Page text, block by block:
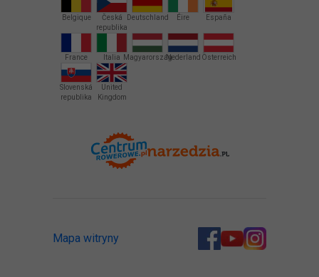
Belgique
Česká
republika
Deutschland Éire España
France Italia MagyarországNederland Österreich
Slovenská
republika
United
Kingdom
Mapa witryny